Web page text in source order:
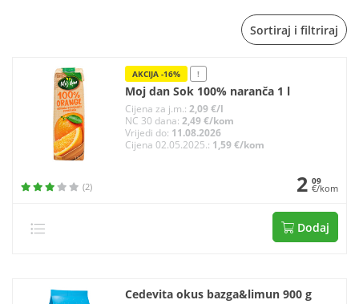
Sortiraj i filtriraj
AKCIJA -16% !
Moj dan Sok 100% naranča 1 l
Cijena za j.m.: 2,09 €/l
NC 30 dana: 2,49 €/kom
Vrijedi do: 11.08.2026
Cijena 02.05.2025.: 1,59 €/kom
(2) 2 09
€/kom
Dodaj
Cedevita okus bazga&limun 900 g